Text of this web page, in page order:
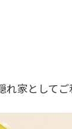
家としてご